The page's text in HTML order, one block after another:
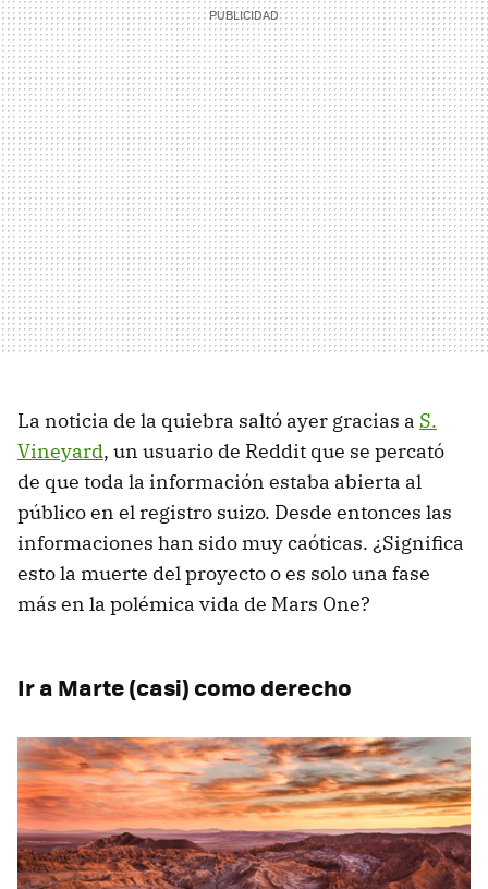
La noticia de la quiebra saltó ayer gracias a S.
Vineyard, un usuario de Reddit que se percató
de que toda la información estaba abierta al
público en el registro suizo. Desde entonces las
informaciones han sido muy caóticas. ¿Significa
esto la muerte del proyecto o es solo una fase
más en la polémica vida de Mars One?
Ir a Marte (casi) como derecho